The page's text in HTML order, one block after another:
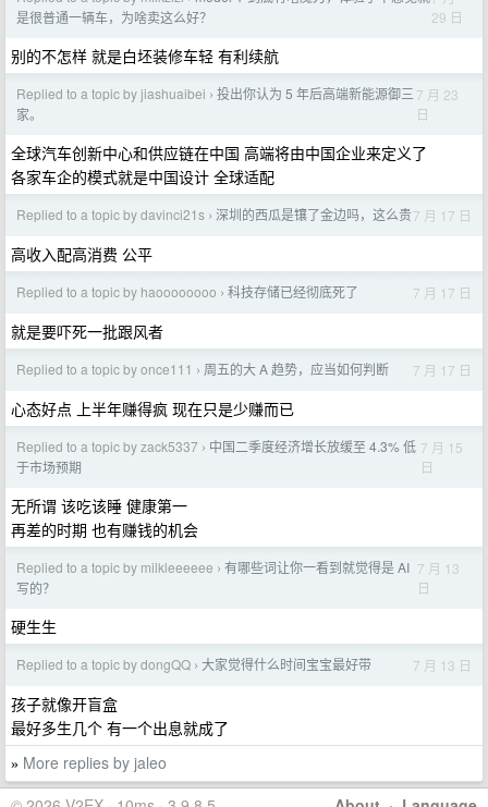
是很普通一辆车，为啥卖这么好？
29 日
别的不怎样 就是白坯装修车轻 有利续航
Replied to a topic by jiashuaibei › 投出你认为 5 年后高端新能源御三
家。
7 月 23
日
全球汽车创新中心和供应链在中国 高端将由中国企业来定义了
各家车企的模式就是中国设计 全球适配
Replied to a topic by davinci21s › 深圳的西瓜是镶了金边吗，这么贵7 月 17 日
高收入配高消费 公平
Replied to a topic by haoooooooo › 科技存储已经彻底死了 7 月 17 日
就是要吓死一批跟风者
Replied to a topic by once111 › 周五的大 A 趋势，应当如何判断 7 月 17 日
心态好点 上半年赚得疯 现在只是少赚而已
Replied to a topic by zack5337 › 中国二季度经济增长放缓至 4.3% 低
于市场预期
7 月 15
日
无所谓 该吃该睡 健康第一
再差的时期 也有赚钱的机会
Replied to a topic by milkleeeeee › 有哪些词让你一看到就觉得是 AI
写的？
7 月 13
日
硬生生
Replied to a topic by dongQQ › 大家觉得什么时间宝宝最好带 7 月 13 日
孩子就像开盲盒
最好多生几个 有一个出息就成了
» More replies by jaleo